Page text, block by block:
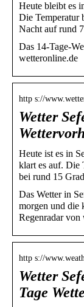
Heute bleibt es
Die Temperatur
Nacht auf rund
Das 14-Tage-
wetteronline.de
http s://
Wetter
Heute ist es in
klart es auf. Die
bei rund 15
Das Wetter in
morgen und die
Regenradar von
http s://
Wetter
Tage